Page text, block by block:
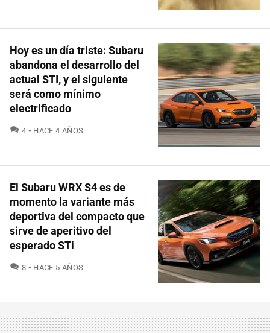
Hoy es un día triste: Subaru
abandona el desarrollo del
actual STI, y el siguiente
será como mínimo
electrificado
4 COMENTARIOS
HACE 4 AÑOS
El Subaru WRX S4 es de
momento la variante más
deportiva del compacto que
sirve de aperitivo del
esperado STi
8 COMENTARIOS
HACE 5 AÑOS